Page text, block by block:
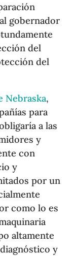
gobernador
del
del
Nebraska,
para
a las
y
con
y
por un
como lo es
altamente
y